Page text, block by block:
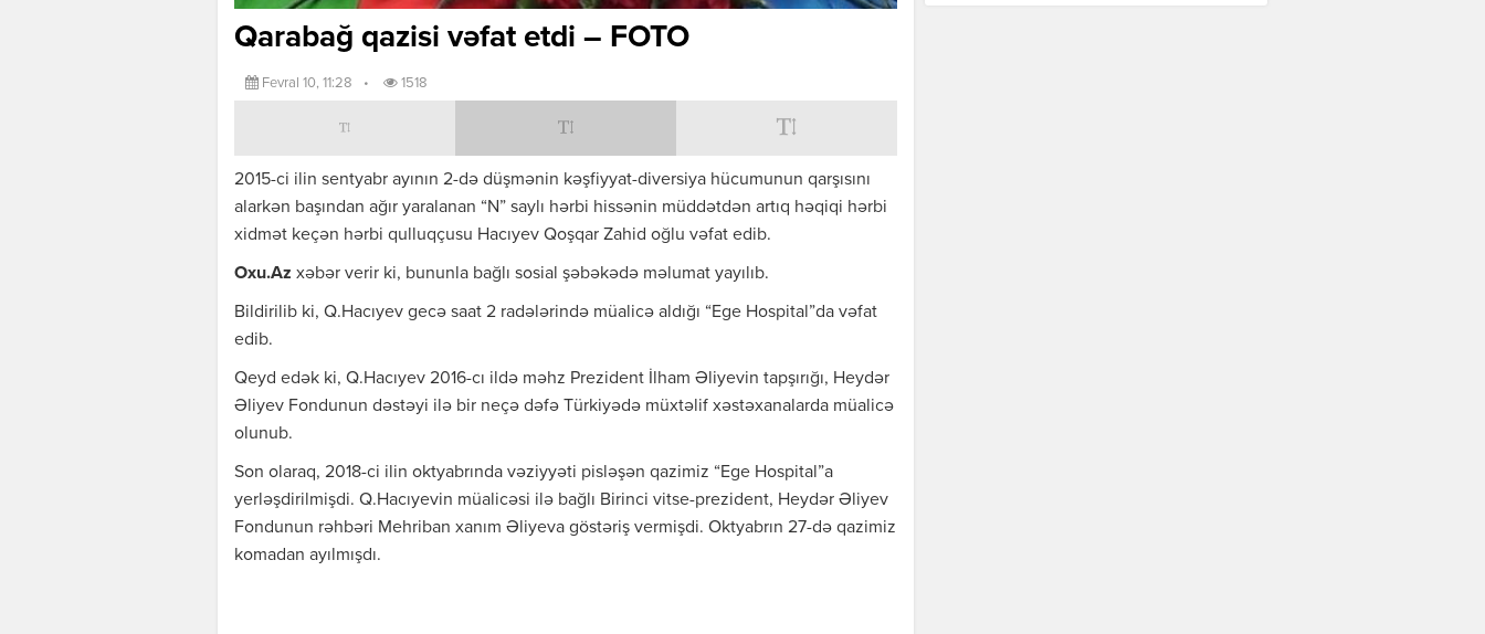
Qarabağ qazisi vəfat etdi – FOTO
Fevral 10, 11:28 • 1518
2015-ci ilin sentyabr ayının 2-də düşmənin kəşfiyyat-diversiya hücumunun qarşısını
alarkən başından ağır yaralanan “N” saylı hərbi hissənin müddətdən artıq həqiqi hərbi
xidmət keçən hərbi qulluqçusu Hacıyev Qoşqar Zahid oğlu vəfat edib.
Oxu.Az xəbər verir ki, bununla bağlı sosial şəbəkədə məlumat yayılıb.
Bildirilib ki, Q.Hacıyev gecə saat 2 radələrində müalicə aldığı “Ege Hospital”da vəfat
edib.
Qeyd edək ki, Q.Hacıyev 2016-cı ildə məhz Prezident İlham Əliyevin tapşırığı, Heydər
Əliyev Fondunun dəstəyi ilə bir neçə dəfə Türkiyədə müxtəlif xəstəxanalarda müalicə
olunub.
Son olaraq, 2018-ci ilin oktyabrında vəziyyəti pisləşən qazimiz “Ege Hospital”a
yerləşdirilmişdi. Q.Hacıyevin müalicəsi ilə bağlı Birinci vitse-prezident, Heydər Əliyev
Fondunun rəhbəri Mehriban xanım Əliyeva göstəriş vermişdi. Oktyabrın 27-də qazimiz
komadan ayılmışdı.